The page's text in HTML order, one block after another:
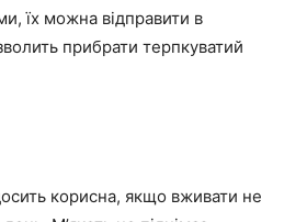
їх можна відправити в
прибрати терпкуватий
корисна, якщо вживати не